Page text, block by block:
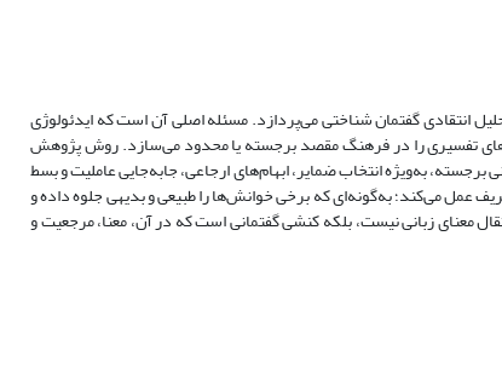
انتقادی گفتمان شناختی می‌پردازد. مسئله اصلی آن است که ایدئولوژی
تفسیری را در فرهنگ مقصد برجسته یا محدود می‌سازد. روش پژوهش
به‌ویژه انتخاب ضمایر، ابهام‌های ارجاعی، جابه‌جایی عاملیت و بسط
عمل می‌کند؛ به‌گونه‌ای که برخی خوانش‌ها را طبیعی و بدیهی جلوه داده و
معنای زبانی نیست، بلکه کنشی گفتمانی است که در آن، معنا، مرجعیت و